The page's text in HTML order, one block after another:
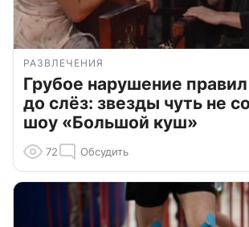
РАЗВЛЕЧЕНИЯ
Грубое нарушение правил
до слёз: звезды чуть не
шоу «Большой куш»
72 Обсудить